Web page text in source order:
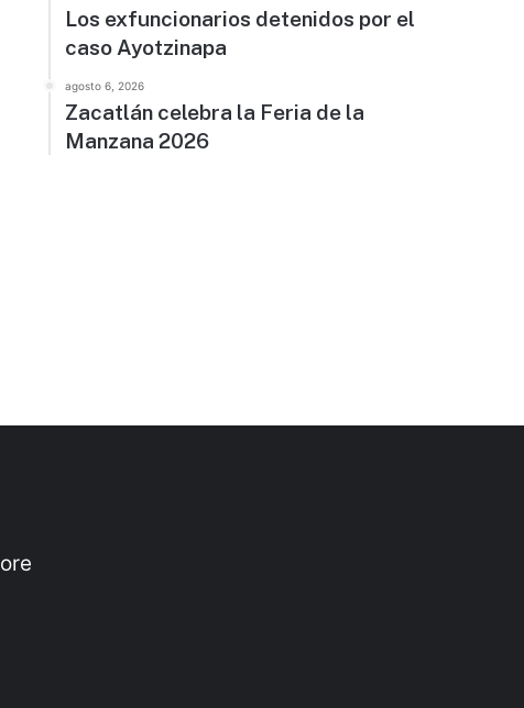
Los exfuncionarios detenidos por el
caso Ayotzinapa
agosto 6, 2026
Zacatlán celebra la Feria de la
Manzana 2026